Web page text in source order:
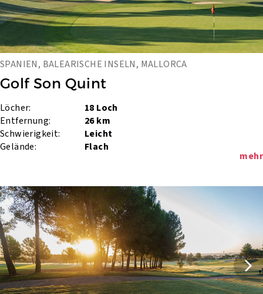
SPANIEN, BALEARISCHE INSELN, MALLORCA
Golf Son Quint
Löcher:
18 Loch
Entfernung:
26 km
Schwierigkeit:
Leicht
Gelände:
Flach
mehr